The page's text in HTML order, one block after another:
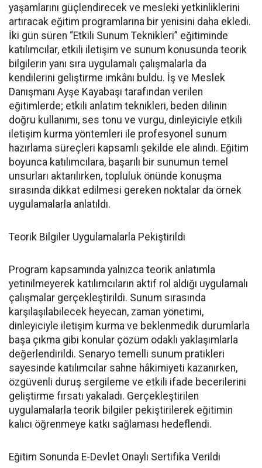
yaşamlarını güçlendirecek ve mesleki yetkinliklerini
artıracak eğitim programlarına bir yenisini daha ekledi.
İki gün süren “Etkili Sunum Teknikleri” eğitiminde
katılımcılar, etkili iletişim ve sunum konusunda teorik
bilgilerin yanı sıra uygulamalı çalışmalarla da
kendilerini geliştirme imkânı buldu. İş ve Meslek
Danışmanı Ayşe Kayabaşı tarafından verilen
eğitimlerde; etkili anlatım teknikleri, beden dilinin
doğru kullanımı, ses tonu ve vurgu, dinleyiciyle etkili
iletişim kurma yöntemleri ile profesyonel sunum
hazırlama süreçleri kapsamlı şekilde ele alındı. Eğitim
boyunca katılımcılara, başarılı bir sunumun temel
unsurları aktarılırken, topluluk önünde konuşma
sırasında dikkat edilmesi gereken noktalar da örnek
uygulamalarla anlatıldı.
Teorik Bilgiler Uygulamalarla Pekiştirildi
Program kapsamında yalnızca teorik anlatımla
yetinilmeyerek katılımcıların aktif rol aldığı uygulamalı
çalışmalar gerçekleştirildi. Sunum sırasında
karşılaşılabilecek heyecan, zaman yönetimi,
dinleyiciyle iletişim kurma ve beklenmedik durumlarla
başa çıkma gibi konular çözüm odaklı yaklaşımlarla
değerlendirildi. Senaryo temelli sunum pratikleri
sayesinde katılımcılar sahne hâkimiyeti kazanırken,
özgüvenli duruş sergileme ve etkili ifade becerilerini
geliştirme fırsatı yakaladı. Gerçekleştirilen
uygulamalarla teorik bilgiler pekiştirilerek eğitimin
kalıcı öğrenmeye katkı sağlaması hedeflendi.
Eğitim Sonunda E-Devlet Onaylı Sertifika Verildi